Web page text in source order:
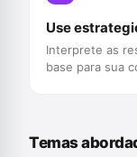
Use
Interprete as
base para sua
Temas